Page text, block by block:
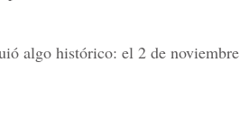
algo histórico: el 2 de noviembre